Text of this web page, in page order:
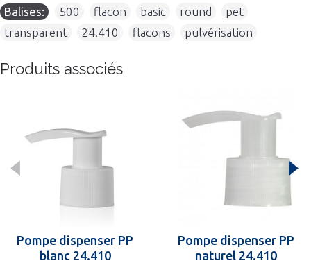
Balises: 500 flacon basic round pet
transparent
24.410 flacons pulvérisation
Produits associés
Pompe dispenser PP
blanc 24.410
Pompe dispenser PP
naturel 24.410